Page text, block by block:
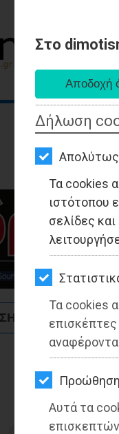
Στο
Δήλωση
Απολύτως
Τα cookies
ιστότοπου
σελίδες
Τα cookies
Αυτά τα
- Μαραθώνας